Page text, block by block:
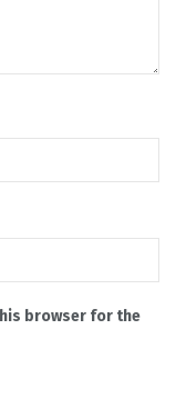
browser for the